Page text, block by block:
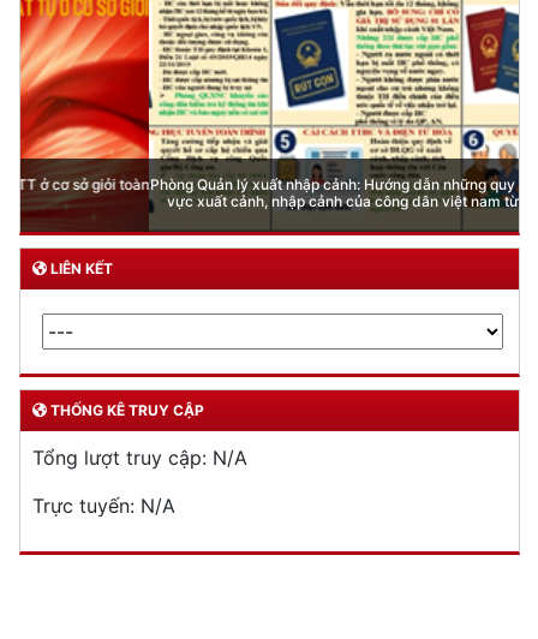
Phòng Quản lý xuất nhập cảnh: Hướng dẫn những quy định mới trong lĩnh
vực xuất cảnh, nhập cảnh của công dân việt nam từ ngày 01/7/2026
LIÊN KẾT
THỐNG KÊ TRUY CẬP
Tổng lượt truy cập: N/A
Trực tuyến: N/A